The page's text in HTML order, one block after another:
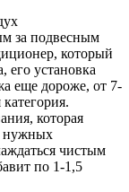
за подвесным
который
его установка
еще дороже, от 7-
которая
нужных
чистым
по 1-1,5